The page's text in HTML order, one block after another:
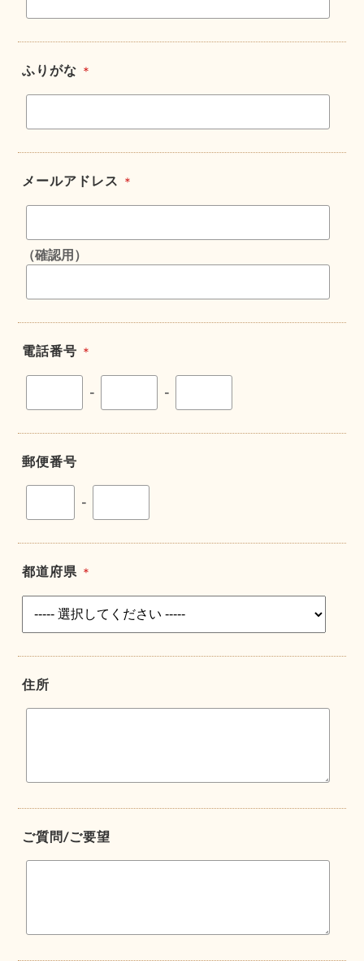
ふりがな ＊
メールアドレス ＊
（確認用）
電話番号 ＊
- -
郵便番号
-
都道府県 ＊
住所
ご質問/ご要望